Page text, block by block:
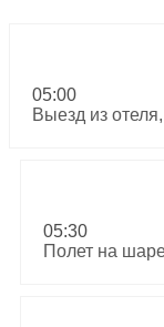
05:00
Выезд из
05:30
Полет на